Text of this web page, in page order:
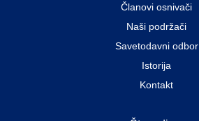
Članovi osnivači
Naši podržači
Savetodavni odbor
Istorija
Kontakt